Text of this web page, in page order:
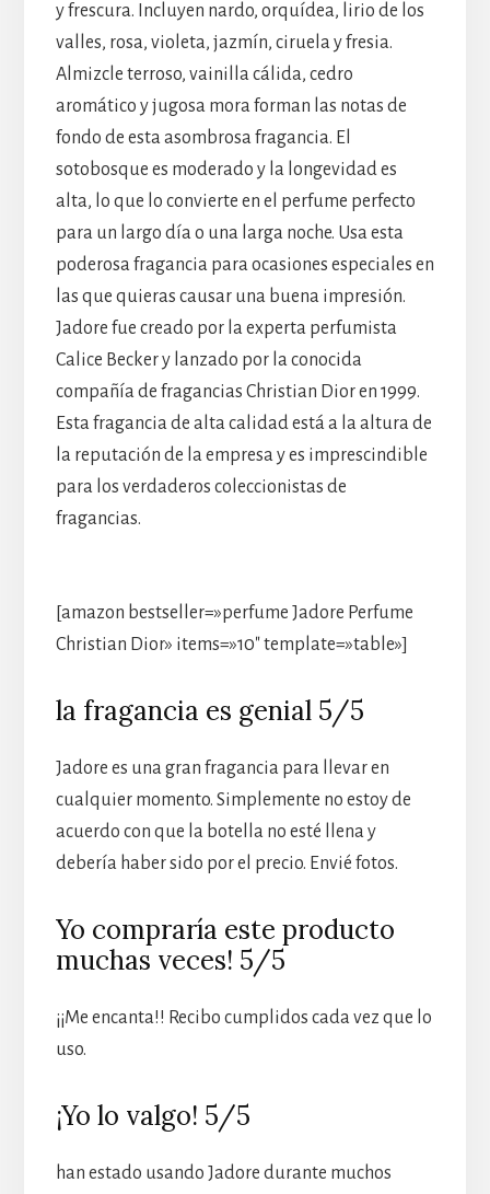
y frescura. Incluyen nardo, orquídea, lirio de los
valles, rosa, violeta, jazmín, ciruela y fresia.
Almizcle terroso, vainilla cálida, cedro
aromático y jugosa mora forman las notas de
fondo de esta asombrosa fragancia. El
sotobosque es moderado y la longevidad es
alta, lo que lo convierte en el perfume perfecto
para un largo día o una larga noche. Usa esta
poderosa fragancia para ocasiones especiales en
las que quieras causar una buena impresión.
Jadore fue creado por la experta perfumista
Calice Becker y lanzado por la conocida
compañía de fragancias Christian Dior en 1999.
Esta fragancia de alta calidad está a la altura de
la reputación de la empresa y es imprescindible
para los verdaderos coleccionistas de
fragancias.
[amazon bestseller=»perfume Jadore Perfume
Christian Dior» items=»10″ template=»table»]
la fragancia es genial 5/5
Jadore es una gran fragancia para llevar en
cualquier momento. Simplemente no estoy de
acuerdo con que la botella no esté llena y
debería haber sido por el precio. Envié fotos.
Yo compraría este producto
muchas veces! 5/5
¡¡Me encanta!! Recibo cumplidos cada vez que lo
uso.
¡Yo lo valgo! 5/5
han estado usando Jadore durante muchos